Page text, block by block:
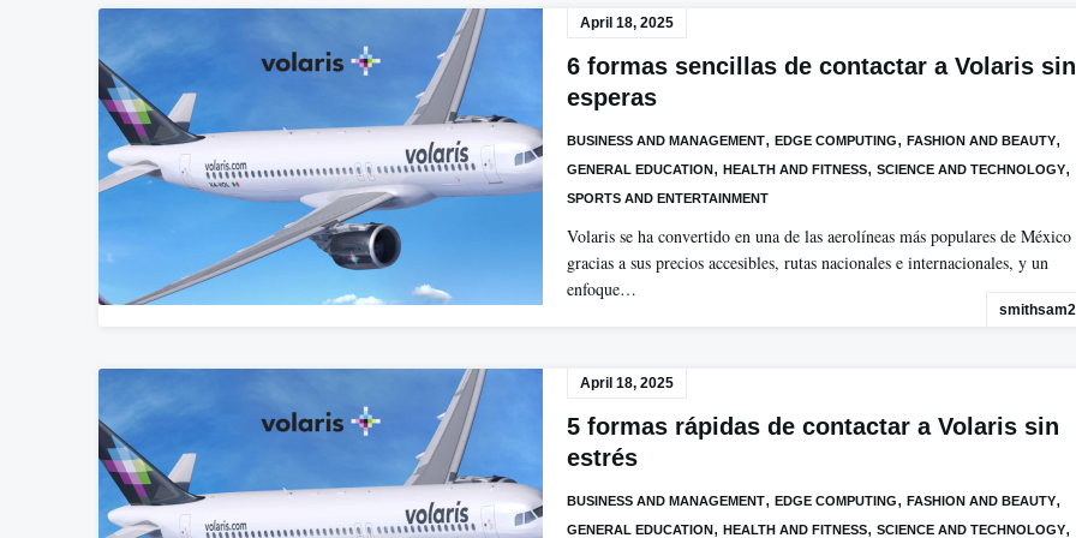
April 18, 2025
6 formas sencillas de contactar a Volaris sin
esperas
BUSINESS AND MANAGEMENT, EDGE COMPUTING, FASHION AND BEAUTY,
GENERAL EDUCATION, HEALTH AND FITNESS, SCIENCE AND TECHNOLOGY,
SPORTS AND ENTERTAINMENT
Volaris se ha convertido en una de las aerolíneas más populares de México
gracias a sus precios accesibles, rutas nacionales e internacionales, y un
enfoque…
April 18, 2025
5 formas rápidas de contactar a Volaris sin
estrés
BUSINESS AND MANAGEMENT, EDGE COMPUTING, FASHION AND BEAUTY,
GENERAL EDUCATION, HEALTH AND FITNESS, SCIENCE AND TECHNOLOGY,